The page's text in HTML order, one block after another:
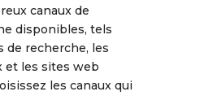
canaux de
disponibles, tels
de recherche, les
et les sites web
les canaux qui